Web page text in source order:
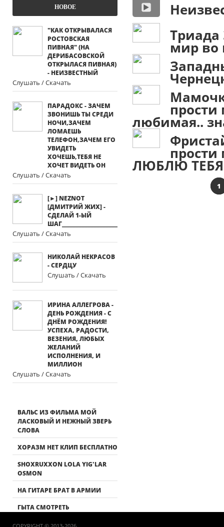
НОВОЕ
"КАК ОТКРЫВАЛАСЯ
РОСТОВСКАЯ
ПИВНАЯ" (НА
ДЕРИБАСОВСКОЙ
ОТКРЫЛАСЯ ПИВНАЯ)
- НЕИЗВЕСТНЫЙ
Слушать / Скачать
ПАРАДОКС - ЗАЧЕМ
ЗВОНИШЬ ТЫ СРЕДИ
НОЧИ,ЗАЧЕМ
ЛОМАЕШЬ
ТЕЛЕФОН,ЗАЧЕМ ЕГО
УВИДЕТЬ
ХОЧЕШЬ,ТЕБЯ НЕ
ХОЧЕТ ВИДЕТЬ ОН
Слушать / Скачать
[►] NEZNOT
[ДМИТРИЙ ЖИХ] -
CДЕЛАЙ 1-ЫЙ
Слушать / Скачать
НИКОЛАЙ НЕКРАСОВ
- СЕРДЦУ
Слушать / Скачать
ИРИНА АЛЛЕГРОВА -
ДЕНЬ РОЖДЕНИЯ - С
ДНЁМ РОЖДЕНИЯ!
УСПЕХА, РАДОСТИ,
ВЕЗЕНИЯ, ЛЮБЫХ
ЖЕЛАНИЙ
ИСПОЛНЕНИЯ, И
МИЛЛИОН
Слушать / Скачать
ВАЛЬС ИЗ ФИЛЬМА МОЙ
ЛАСКОВЫЙ И НЕЖНЫЙ ЗВЕРЬ
СЛОВА
ХОРАЗМ НЕТ КЛИП БЕСПЛАТНО
SHOXRUXXON LOLA YIG'LAR
OSMON
НА ГИТАРЕ БРАТ В АРМИИ
ГЫТА СМОТРЕТЬ
Триада
мир во
любимая..
ЛЮБЛЮ
1